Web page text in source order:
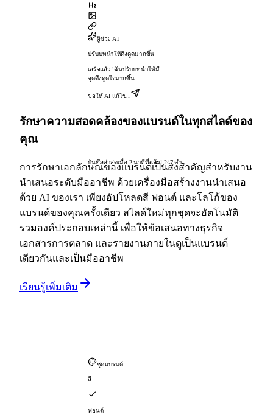
ผู้ช่วย AI
ปรับบทนำให้ดึงดูดมากขึ้น
เสร็จแล้ว! ฉันปรับบทนำให้มี
จุดดึงดูดใจมากขึ้น
ขอให้ AI แก้ไข...
บันทึกล่าสุดเมื่อ 2 นาทีที่แล้ว1,247 คำ
รักษาความสอดคล้องของแบรนด์ในทุกสไลด์ของ
คุณ
การรักษาเอกลักษณ์ของแบรนด์เป็นสิ่งสำคัญสำหรับงาน
นำเสนอระดับมืออาชีพ ด้วยเครื่องมือสร้างงานนำเสนอ
ด้วย AI ของเรา เพียงอัปโหลดสี ฟอนต์ และโลโก้ของ
แบรนด์ของคุณครั้งเดียว สไลด์ใหม่ทุกชุดจะอัตโนมัติ
รวมองค์ประกอบเหล่านี้ เพื่อให้ข้อเสนอทางธุรกิจ
เอกสารการตลาด และรายงานภายในดูเป็นแบรนด์
เดียวกันและเป็นมืออาชีพ
เรียนรู้เพิ่มเติม
ชุดแบรนด์
สี
ฟอนต์